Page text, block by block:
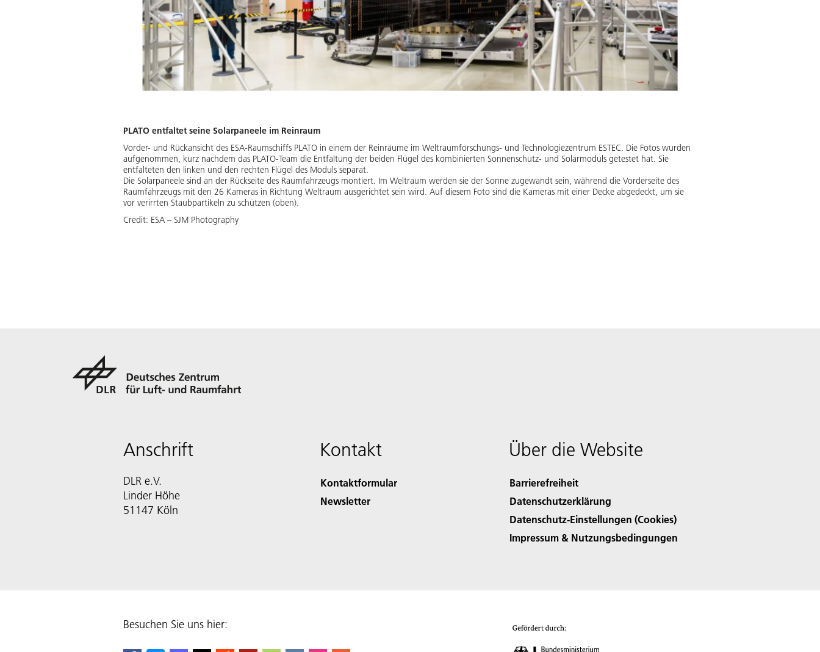
PLATO entfaltet seine Solarpaneele im Reinraum
Vorder- und Rückansicht des ESA-Raumschiffs PLATO in einem der Reinräume im Weltraumforschungs- und Technologiezentrum ESTEC. Die Fotos wurden
aufgenommen, kurz nachdem das PLATO-Team die Entfaltung der beiden Flügel des kombinierten Sonnenschutz- und Solarmoduls getestet hat. Sie
entfalteten den linken und den rechten Flügel des Moduls separat.
Die Solarpaneele sind an der Rückseite des Raumfahrzeugs montiert. Im Weltraum werden sie der Sonne zugewandt sein, während die Vorderseite des
Raumfahrzeugs mit den 26 Kameras in Richtung Weltraum ausgerichtet sein wird. Auf diesem Foto sind die Kameras mit einer Decke abgedeckt, um sie
vor verirrten Staubpartikeln zu schützen (oben).
Credit: ESA – SJM Photography
Anschrift
DLR e.V.
Linder Höhe
51147 Köln
Kontakt
Kontaktformular
Newsletter
Über die Website
Barrierefreiheit
Datenschutzerklärung
Datenschutz-Einstellungen (Cookies)
Impressum & Nutzungsbedingungen
Besuchen Sie uns hier: